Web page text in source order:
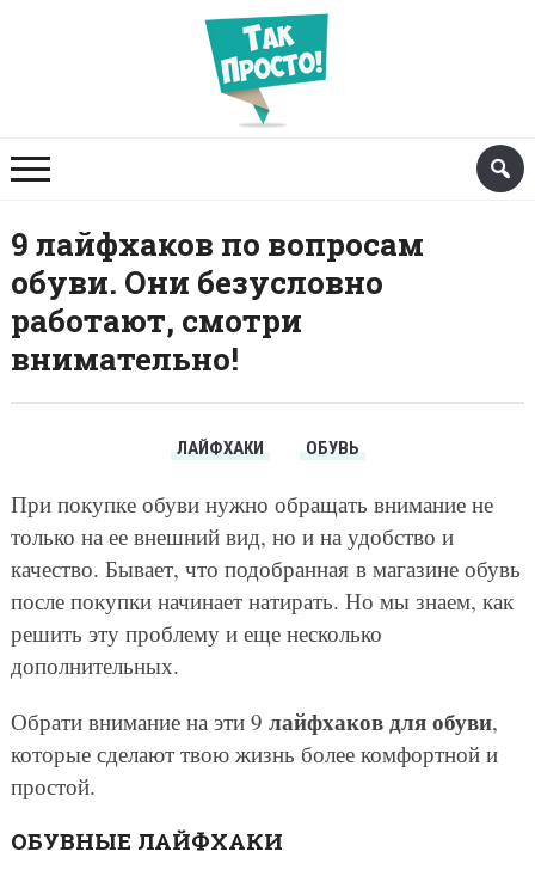
9 лайфхаков по вопросам
обуви. Они безусловно
работают, смотри
внимательно!
ЛАЙФХАКИ ОБУВЬ
При покупке обуви нужно обращать внимание не
только на ее внешний вид, но и на удобство и
качество. Бывает, что подобранная в магазине обувь
после покупки начинает натирать. Но мы знаем, как
решить эту проблему и еще несколько
дополнительных.
Обрати внимание на эти 9 лайфхаков для обуви,
которые сделают твою жизнь более комфортной и
простой.
ОБУВНЫЕ ЛАЙФХАКИ